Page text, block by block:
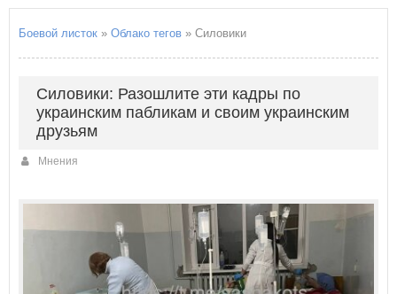
Боевой листок » Облако тегов » Силовики
Силовики: Разошлите эти кадры по
украинским пабликам и своим украинским
друзьям
Мнения